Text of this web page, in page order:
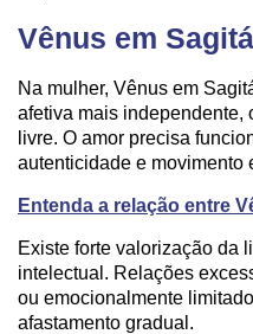
Vênus em
Na mulher, Vênus em
afetiva mais independente,
livre. O amor precisa
autenticidade e movimento
Entenda a relação entre
Existe forte valorização da
intelectual. Relações
ou emocionalmente
afastamento gradual.